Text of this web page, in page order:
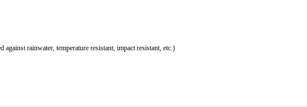
rainwater, temperature resistant, impact resistant, etc.)